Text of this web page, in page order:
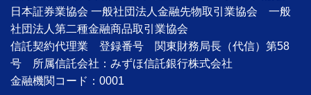
日本証券業協会 一般社団法人金融先物取引業協会 一般
社団法人第二種金融商品取引業協会
信託契約代理業 登録番号 関東財務局長（代信）第58
号 所属信託会社：みずほ信託銀行株式会社
金融機関コード：0001